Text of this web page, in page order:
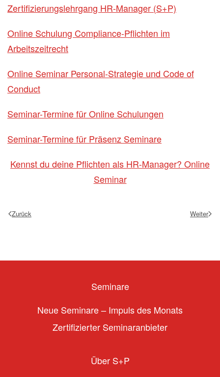
Zertifizierungslehrgang HR-Manager (S+P)
Online Schulung Compliance-Pflichten im
Arbeitszeitrecht
Online Seminar Personal-Strategie und Code of
Conduct
Seminar-Termine für Online Schulungen
Seminar-Termine für Präsenz Seminare
Kennst du deine Pflichten als HR-Manager? Online
Seminar
Zurück Weiter
Seminare
Neue Seminare – Impuls des Monats
Zertifizierter Seminaranbieter
Über S+P